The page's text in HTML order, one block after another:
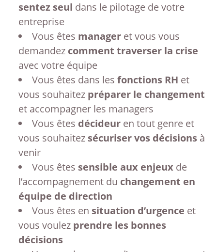
sentez seul dans le pilotage de votre
entreprise
Vous êtes manager et vous vous
demandez comment traverser la crise
avec votre équipe
Vous êtes dans les fonctions RH et
vous souhaitez préparer le changement
et accompagner les managers
Vous êtes décideur en tout genre et
vous souhaitez sécuriser vos décisions à
venir
Vous êtes sensible aux enjeux de
l’accompagnement du changement en
équipe de direction
Vous êtes en situation d’urgence et
vous voulez prendre les bonnes
décisions